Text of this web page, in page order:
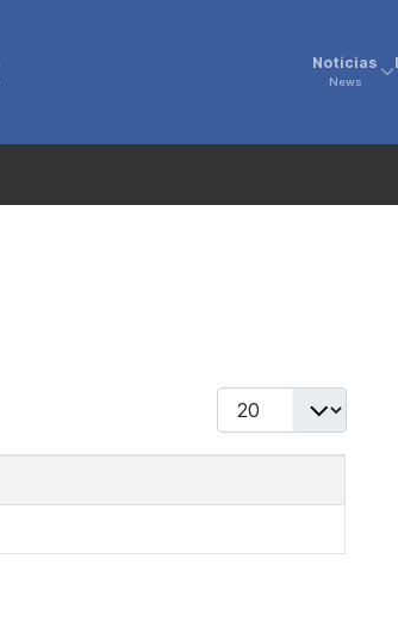
Noticias
News
Display #